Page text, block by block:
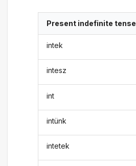
Present indefinite tense
intek
intesz
int
intünk
intetek